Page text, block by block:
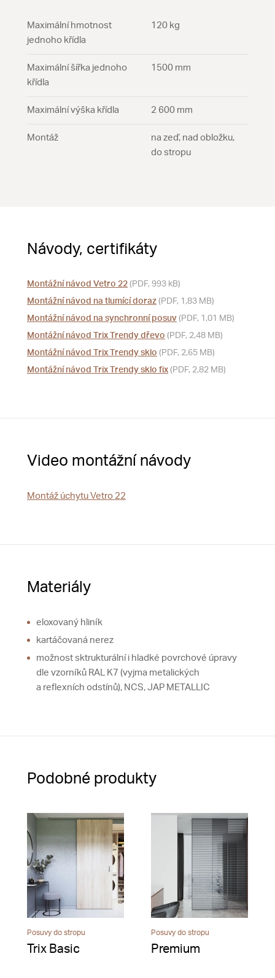
Maximální hmotnost
jednoho křídla
120 kg
Maximální šířka jednoho
křídla
1500 mm
Maximální výška křídla 2 600 mm
Montáž
na zeď, nad obložku,
do stropu
Návody, certifikáty
Montážní návod Vetro 22 (PDF, 993 kB)
Montážní návod na tlumící doraz (PDF, 1,83 MB)
Montážní návod na synchronní posuv (PDF, 1,01 MB)
Montážní návod Trix Trendy dřevo (PDF, 2,48 MB)
Montážní návod Trix Trendy sklo (PDF, 2,65 MB)
Montážní návod Trix Trendy sklo fix (PDF, 2,82 MB)
Video montážní návody
Montáž úchytu Vetro 22
Materiály
eloxovaný hliník
kartáčovaná nerez
možnost sktrukturální i hladké povrchové úpravy
dle vzorníků RAL K7 (vyjma metalických
a reflexních odstínů), NCS, JAP METALLIC
Podobné produkty
Posuvy do stropu
Trix Basic
Posuvy do stropu
Premium